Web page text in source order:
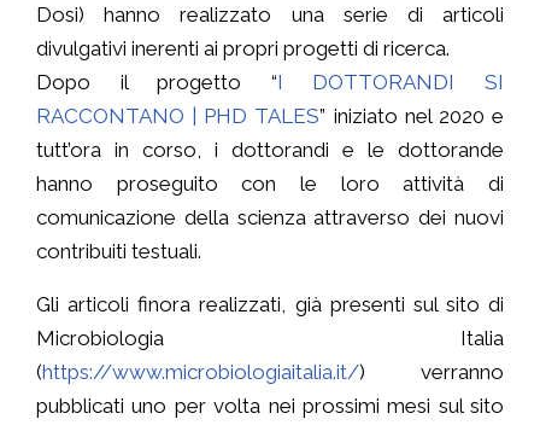
Dosi) hanno realizzato una serie di articoli
divulgativi inerenti ai propri progetti di ricerca.
Dopo il progetto “I DOTTORANDI SI
RACCONTANO | PHD TALES” iniziato nel 2020 e
tutt’ora in corso, i dottorandi e le dottorande
hanno proseguito con le loro attività di
comunicazione della scienza attraverso dei nuovi
contribuiti testuali.
Gli articoli finora realizzati, già presenti sul sito di
Microbiologia Italia
(https://www.microbiologiaitalia.it/) verranno
pubblicati uno per volta nei prossimi mesi sul sito